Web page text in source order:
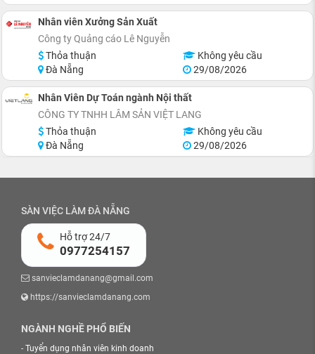
Nhân viên Xưởng Sản Xuất
Công ty Quảng cáo Lê Nguyễn
Thỏa thuận
Không yêu cầu
Đà Nẵng
29/08/2026
Nhân Viên Dự Toán ngành Nội thất
CÔNG TY TNHH LÂM SẢN VIỆT LANG
Thỏa thuận
Không yêu cầu
Đà Nẵng
29/08/2026
SÀN VIỆC LÀM ĐÀ NẴNG
Hỗ trợ 24/7
0977254157
sanvieclamdanang@gmail.com
https://sanvieclamdanang.com
NGÀNH NGHỀ PHỔ BIẾN
- Tuyển dụng nhân viên kinh doanh